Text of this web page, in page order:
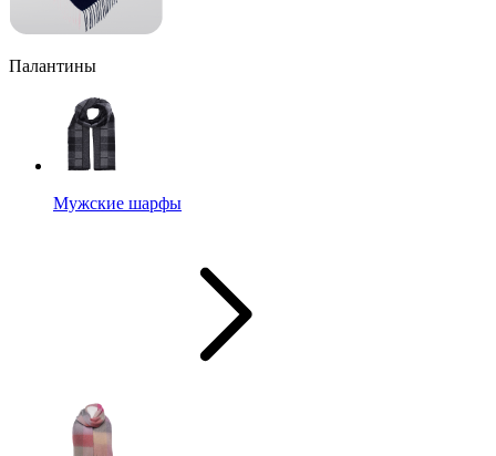
Палантины
Мужские шарфы